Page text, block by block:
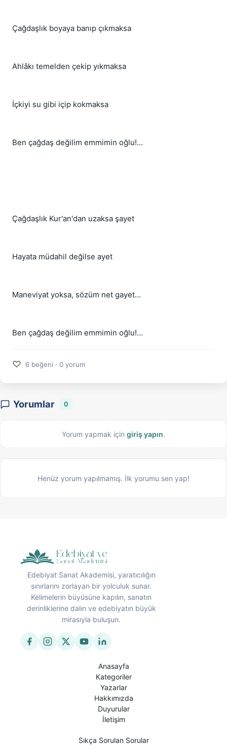
Çağdaşlık boyaya banıp çıkmaksa
Ahlâkı temelden çekip yıkmaksa
İçkiyi su gibi içip kokmaksa
Ben çağdaş değilim emmimin oğlu!...
Çağdaşlık Kur'an'dan uzaksa şayet
Hayata müdahil değilse ayet
Maneviyat yoksa, sözüm net gayet...
Ben çağdaş değilim emmimin oğlu!...
♡ 6 beğeni · 0 yorum
Yorumlar 0
Yorum yapmak için giriş yapın.
Henüz yorum yapılmamış. İlk yorumu sen yap!
Edebiyat Sanat Akademisi, yaratıcılığın
sınırlarını zorlayan bir yolculuk sunar.
Kelimelerin büyüsüne kapılın, sanatın
derinliklerine dalın ve edebiyatın büyük
mirasıyla buluşun.
Anasayfa
Kategoriler
Yazarlar
Hakkımızda
Duyurular
İletişim
Sıkça Sorulan Sorular